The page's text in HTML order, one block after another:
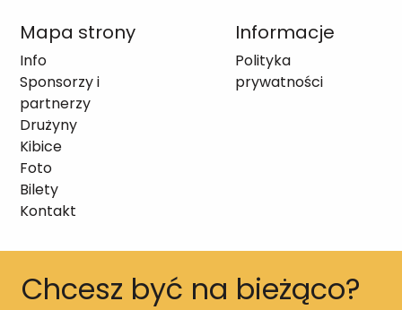
Mapa strony
Info
Sponsorzy i
partnerzy
Drużyny
Kibice
Foto
Bilety
Kontakt
Informacje
Polityka
prywatności
Chcesz być na bieżąco?